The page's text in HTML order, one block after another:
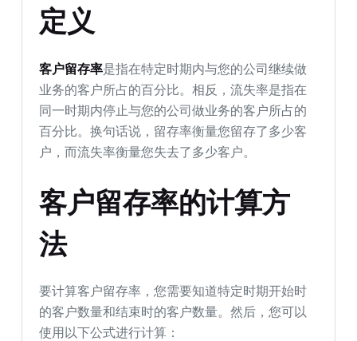
定义
客户留存率是指在特定时期内与您的公司继续做
业务的客户所占的百分比。相反，流失率是指在
同一时期内停止与您的公司做业务的客户所占的
百分比。换句话说，留存率衡量您留存了多少客
户，而流失率衡量您失去了多少客户。
客户留存率的计算方
法
要计算客户留存率，您需要知道特定时期开始时
的客户数量和结束时的客户数量。然后，您可以
使用以下公式进行计算：